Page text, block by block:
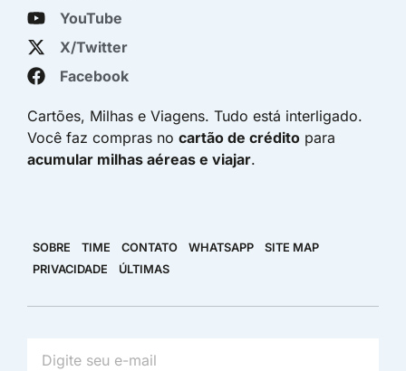
YouTube
X/Twitter
Facebook
Cartões, Milhas e Viagens. Tudo está interligado.
Você faz compras no cartão de crédito para
acumular milhas aéreas e viajar.
SOBRE TIME CONTATO WHATSAPP
SITE MAP
PRIVACIDADE
ÚLTIMAS